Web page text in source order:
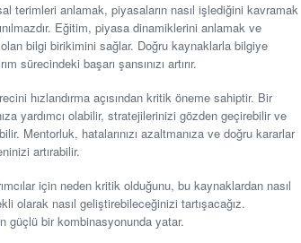
terimleri anlamak, piyasaların nasıl işlediğini kavramak
Eğitim, piyasa dinamiklerini anlamak ve
bilgi birikimini sağlar. Doğru kaynaklarla bilgiye
sürecindeki başarı şansınızı artırır.
hızlandırma açısından kritik öneme sahiptir. Bir
yardımcı olabilir, stratejilerinizi gözden geçirebilir ve
Mentorluk, hatalarınızı azaltmanıza ve doğru kararlar
artırabilir.
için neden kritik olduğunu, bu kaynaklardan nasıl
olarak nasıl geliştirebileceğinizi tartışacağız.
güçlü bir kombinasyonunda yatar.